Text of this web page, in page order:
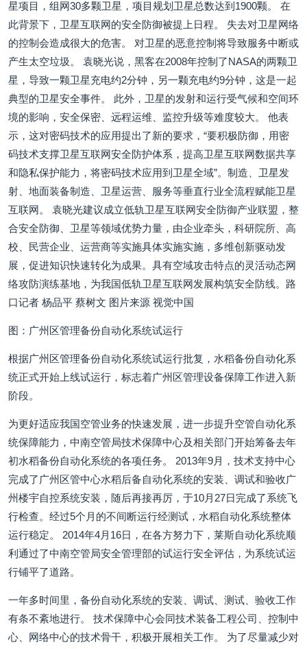
星项目，组网30多颗卫星，项目规划卫星总数达到1900颗。 在
此背景下，卫星互联网的安全防御被提上日程。 失去对卫星网络
的控制会造成很大的危害。 对卫星的恶意控制将导致服务中断或
产生太空垃圾。 袁晓光说，黑客在2008年控制了NASA的两颗卫
星，导致一颗卫星充电约2分钟，另一颗充电约9分钟，这是一起
典型的卫星安全事件。 此外，卫星的发射和运行受气候和空间环
境的影响，安全保密、远程运维、监控升级等难度较大。 他表
示，这对密码技术的应用提出了新的要求，“要积极防御，用密
码技术支撑卫星互联网安全防护体系，提高卫星互联网数据共享
和隐私保护能力，将密码技术应用到卫星全域”。制造、卫星发
射、地面装备制造、卫星运营、服务等垂直行业全流程赋能卫星
互联网。 袁晓光建议成立低轨卫星互联网安全防御产业联盟，整
合安全防御、卫星等领域优势力量，由企业牵头，科研院所、高
校、民营企业、运营商等实施具体实施实施，多维创新驱动发
展，促进知识快速转化为成果。具有空域攻击特点的灵活动态网
络攻防演练基地，为我国低轨卫星互联网发展构筑安全防线。路
口记者 杨品平 蔡树文 图片来源 视觉中国
图：广州区管理备份自动化系统试运行
根据广州区管理备份自动化系统试运行批复，水稻备份自动化系
统正式开始上线试运行，标志着广州区管理设备保障工作进入新
阶段。
为更好适应我国空管业务的快速发展，进一步提升空管自动化系
统保障能力，中南空管局技术保障中心及相关部门开始筹备去年
初水稻备份自动化系统的各项任务。 2013年9月，技术支持中心
完成了广州区管中心水稻后备自动化系统的安装、调试和验收广
州楼宇自控系统安装，随后再接再厉，于10月27日完成了系统飞
行检查。经过5个月的不间断运行经测试，水稻自动化系统整体
运行稳定。 2014年4月16日，在各方努力下，莱斯自动化系统顺
利通过了中南空管局安全管理部的试运行安全评估，为系统试运
行铺平了道路。
一年多时间里，备份自动化系统的安装、调试、测试、验收工作
有条不紊地进行。 技术保障中心会同技术装备工程公司、控制中
心、网络中心的技术骨干，积极开展相关工作。 为了尽量减少对